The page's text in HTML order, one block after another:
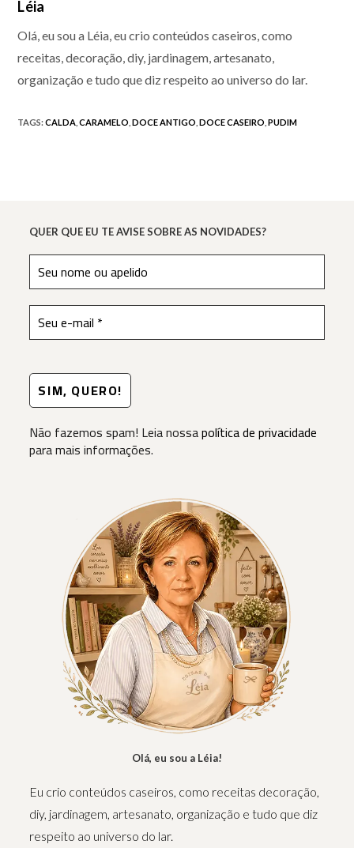
Léia
Olá, eu sou a Léia, eu crio conteúdos caseiros, como
receitas, decoração, diy, jardinagem, artesanato,
organização e tudo que diz respeito ao universo do lar.
TAGS:CALDA CARAMELO DOCE ANTIGO DOCE CASEIRO PUDIM
QUER QUE EU TE AVISE SOBRE AS NOVIDADES?
Não fazemos spam! Leia nossapolítica de privacidade
para mais informações.
Olá, eu sou a Léia!
Eu crio conteúdos caseiros, como receitas decoração,
diy, jardinagem, artesanato, organização e tudo que diz
respeito ao universo do lar.